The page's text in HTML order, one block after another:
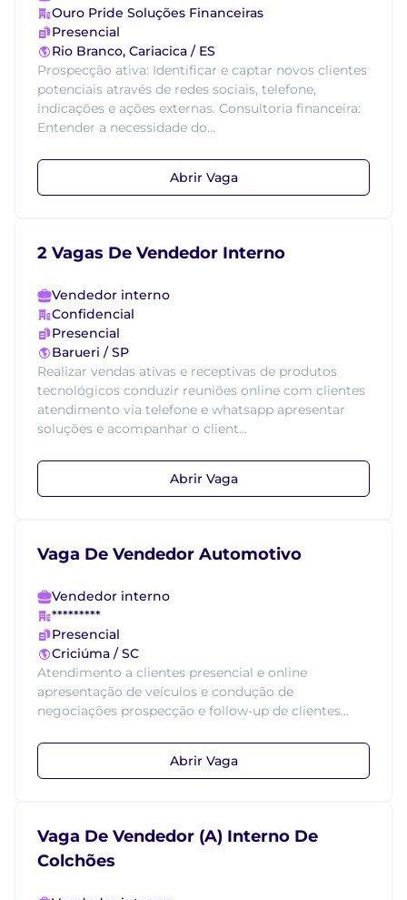
Ouro Pride Soluções Financeiras
Presencial
Rio Branco, Cariacica / ES
Prospecção ativa: Identificar e captar novos clientes
potenciais através de redes sociais, telefone,
indicações e ações externas. Consultoria financeira:
Entender a necessidade do...
Abrir Vaga
2 Vagas De Vendedor Interno
Vendedor interno
Confidencial
Presencial
Barueri / SP
Realizar vendas ativas e receptivas de produtos
tecnológicos conduzir reuniões online com clientes
atendimento via telefone e whatsapp apresentar
soluções e acompanhar o client...
Abrir Vaga
Vaga De Vendedor Automotivo
Vendedor interno
*********
Presencial
Criciúma / SC
Atendimento a clientes presencial e online
apresentação de veículos e condução de
negociações prospecção e follow-up de clientes...
Abrir Vaga
Vaga De Vendedor (A) Interno De
Colchões